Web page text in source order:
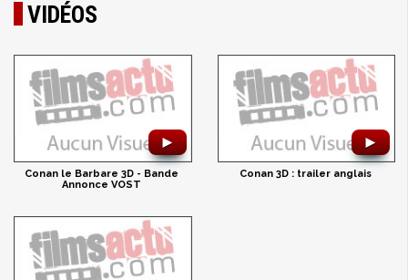
VIDÉOS
►
Conan le Barbare 3D - Bande
Annonce VOST
►
Conan 3D : trailer anglais